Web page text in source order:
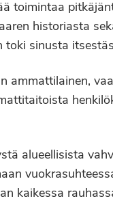
toimintaa
historiasta
toki sinusta
alueellisista
kaikessa